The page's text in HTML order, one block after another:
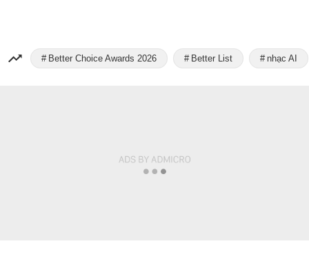
Better Choice Awards 2026 Better List nhạc AI